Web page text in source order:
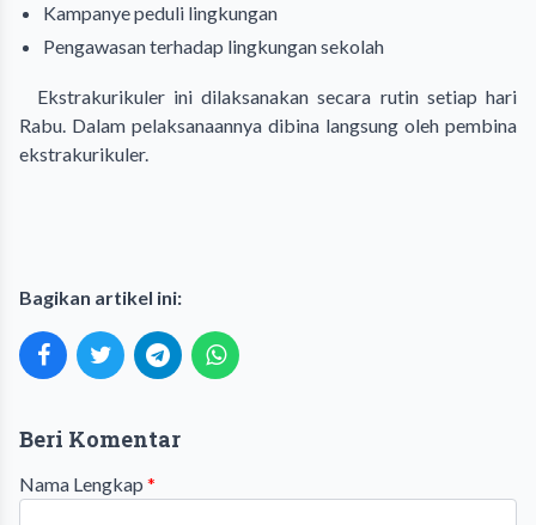
Kampanye peduli lingkungan
Pengawasan terhadap lingkungan sekolah
Ekstrakurikuler ini dilaksanakan secara rutin setiap hari
Rabu. Dalam pelaksanaannya dibina langsung oleh pembina
ekstrakurikuler.
Bagikan artikel ini:
Beri Komentar
Nama Lengkap *